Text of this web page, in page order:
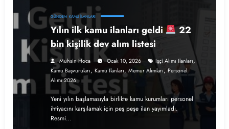
GÜNDEM KAMU İLANLARI
Yılın ilk kamu ilanları geldi
22
bin kişilik dev alım listesi
Muhsin Hoca Ocak 10, 2026 Işçi Alımı Ilanları,
Kamu Başvuruları, Kamu Ilanları, Memur Alımları, Personel
Alımı 2026
Yeni yılın başlamasıyla birlikte kamu kurumları personel
ihtiyacını karşılamak için peş peşe ilan yayımladı.
Resmi…